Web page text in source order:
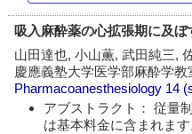
吸入麻酔薬の心拡張期に及ぼ
山田達也, 小山薫, 武田純三,
慶應義塾大学医学部麻酔学教
Pharmacoanesthesiology 14
アブストラクト： 従量
は基本料金に含まれます